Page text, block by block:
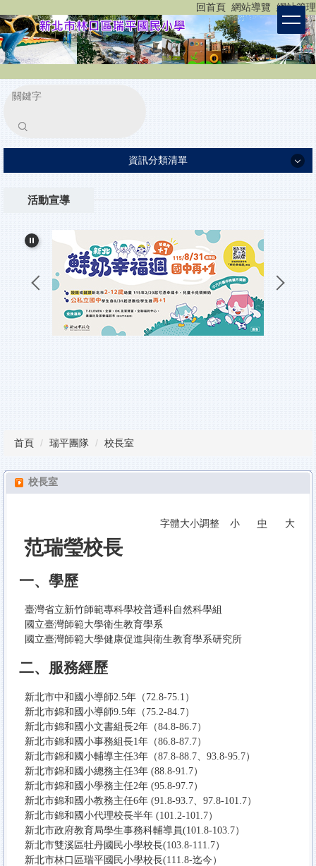
到
主
要
區
:::
回首頁 網站導覽 網站管理
搜尋
資訊分類清單
瑞平團隊
家長專區
小一新生入學報到
校園服務
雲端學習平台
檔案下載
活動宣導
首頁 瑞平團隊 校長室
校長室
字體大小調整 小 中 大
范瑞瑩校長
一、學歷
臺灣省立新竹師範專科學校普通科自然科學組
國立臺灣師範大學衛生教育學系
國立臺灣師範大學健康促進與衛生教育學系研究所
二、服務經歷
新北市中和國小導師2.5年（72.8-75.1）
新北市錦和國小導師9.5年（75.2-84.7）
新北市錦和國小文書組長2年（84.8-86.7）
新北市錦和國小事務組長1年（86.8-87.7）
新北市錦和國小輔導主任3年（87.8-88.7、93.8-95.7）
新北市錦和國小總務主任3年 (88.8-91.7）
新北市錦和國小學務主任2年 (95.8-97.7）
新北市錦和國小教務主任6年 (91.8-93.7、97.8-101.7）
新北市錦和國小代理校長半年 (101.2-101.7）
新北市政府教育局學生事務科輔導員(101.8-103.7）
新北市雙溪區牡丹國民小學校長(103.8-111.7）
新北市林口區瑞平國民小學校長(111.8-迄今）